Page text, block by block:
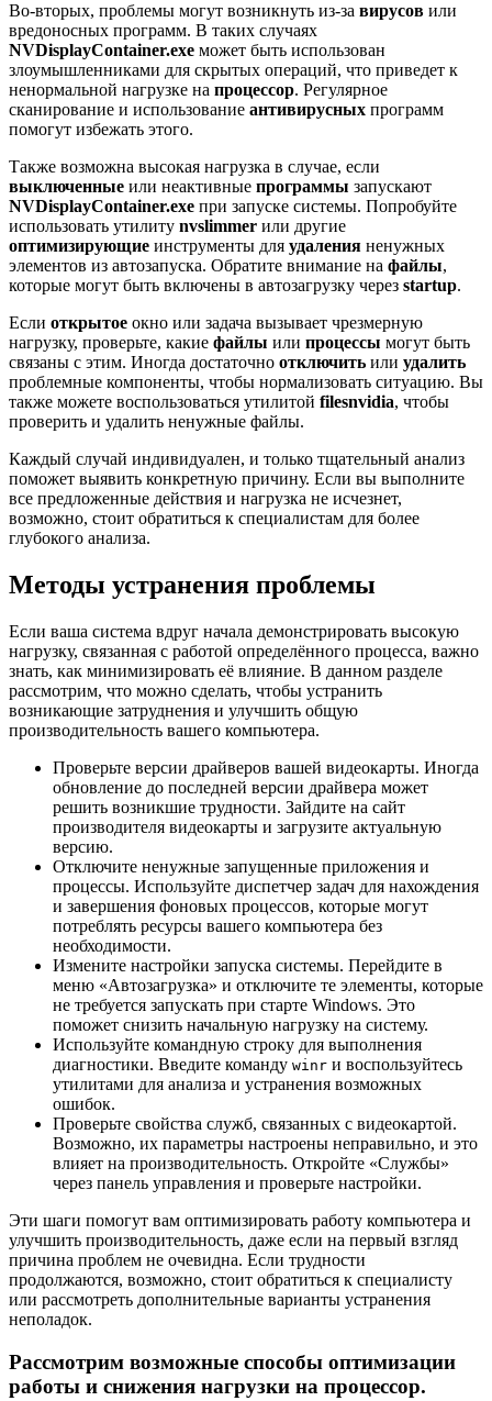
Во-вторых, проблемы могут возникнуть из-за вирусов или
вредоносных программ. В таких случаях
NVDisplayContainer.exe может быть использован
злоумышленниками для скрытых операций, что приведет к
ненормальной нагрузке на процессор. Регулярное
сканирование и использование антивирусных программ
помогут избежать этого.
Также возможна высокая нагрузка в случае, если
выключенные или неактивные программы запускают
NVDisplayContainer.exe при запуске системы. Попробуйте
использовать утилиту nvslimmer или другие
оптимизирующие инструменты для удаления ненужных
элементов из автозапуска. Обратите внимание на файлы,
которые могут быть включены в автозагрузку через startup.
Если открытое окно или задача вызывает чрезмерную
нагрузку, проверьте, какие файлы или процессы могут быть
связаны с этим. Иногда достаточно отключить или удалить
проблемные компоненты, чтобы нормализовать ситуацию. Вы
также можете воспользоваться утилитой filesnvidia, чтобы
проверить и удалить ненужные файлы.
Каждый случай индивидуален, и только тщательный анализ
поможет выявить конкретную причину. Если вы выполните
все предложенные действия и нагрузка не исчезнет,
возможно, стоит обратиться к специалистам для более
глубокого анализа.
Методы устранения проблемы
Если ваша система вдруг начала демонстрировать высокую
нагрузку, связанная с работой определённого процесса, важно
знать, как минимизировать её влияние. В данном разделе
рассмотрим, что можно сделать, чтобы устранить
возникающие затруднения и улучшить общую
производительность вашего компьютера.
Проверьте версии драйверов вашей видеокарты. Иногда
обновление до последней версии драйвера может
решить возникшие трудности. Зайдите на сайт
производителя видеокарты и загрузите актуальную
версию.
Отключите ненужные запущенные приложения и
процессы. Используйте диспетчер задач для нахождения
и завершения фоновых процессов, которые могут
потреблять ресурсы вашего компьютера без
необходимости.
Измените настройки запуска системы. Перейдите в
меню «Автозагрузка» и отключите те элементы, которые
не требуется запускать при старте Windows. Это
поможет снизить начальную нагрузку на систему.
Используйте командную строку для выполнения
диагностики. Введите команду winr и воспользуйтесь
утилитами для анализа и устранения возможных
ошибок.
Проверьте свойства служб, связанных с видеокартой.
Возможно, их параметры настроены неправильно, и это
влияет на производительность. Откройте «Службы»
через панель управления и проверьте настройки.
Эти шаги помогут вам оптимизировать работу компьютера и
улучшить производительность, даже если на первый взгляд
причина проблем не очевидна. Если трудности
продолжаются, возможно, стоит обратиться к специалисту
или рассмотреть дополнительные варианты устранения
неполадок.
Рассмотрим возможные способы оптимизации
работы и снижения нагрузки на процессор.